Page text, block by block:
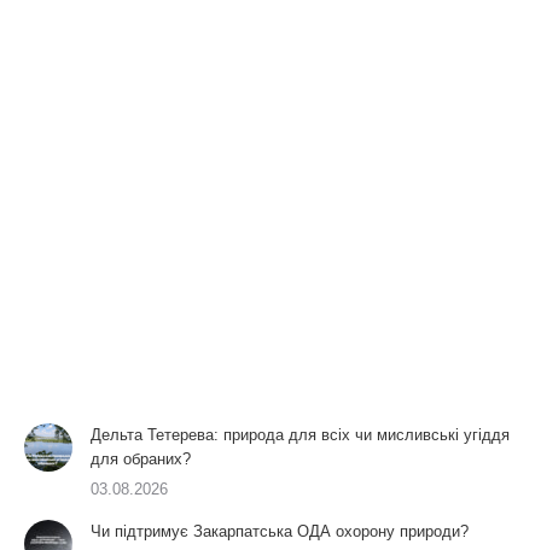
Дельта Тетерева: природа для всіх чи мисливські угіддя
для обраних?
03.08.2026
Чи підтримує Закарпатська ОДА охорону природи?